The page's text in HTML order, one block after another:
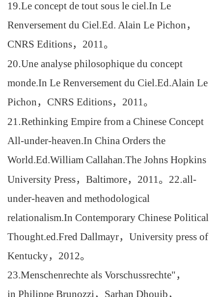
19.Le concept de tout sous le ciel.In Le
Renversement du Ciel.Ed. Alain Le Pichon，
CNRS Editions， 2011。
20.Une analyse philosophique du concept
monde.In Le Renversement du Ciel.Ed.Alain Le
Pichon， CNRS Editions， 2011。
21.Rethinking Empire from a Chinese Concept
All-under-heaven.In China Orders the
World.Ed.William Callahan.The Johns Hopkins
University Press， Baltimore， 2011。 22.all-
under-heaven and methodological
relationalism.In Contemporary Chinese Political
Thought.ed.Fred Dallmayr， University press of
Kentucky， 2012。
23.Menschenrechte als Vorschussrechte"，
in Philippe Brunozzi， Sarhan Dhouib，